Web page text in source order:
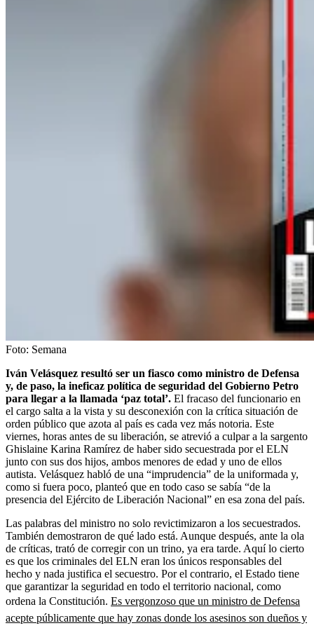
Foto: Semana
Iván Velásquez resultó ser un fiasco como ministro de Defensa
y, de paso, la ineficaz política de seguridad del Gobierno Petro
para llegar a la llamada ‘paz total’. El fracaso del funcionario en
el cargo salta a la vista y su desconexión con la crítica situación de
orden público que azota al país es cada vez más notoria. Este
viernes, horas antes de su liberación, se atrevió a culpar a la sargento
Ghislaine Karina Ramírez de haber sido secuestrada por el ELN
junto con sus dos hijos, ambos menores de edad y uno de ellos
autista. Velásquez habló de una “imprudencia” de la uniformada y,
como si fuera poco, planteó que en todo caso se sabía “de la
presencia del Ejército de Liberación Nacional” en esa zona del país.
Las palabras del ministro no solo revictimizaron a los secuestrados.
También demostraron de qué lado está. Aunque después, ante la ola
de críticas, trató de corregir con un trino, ya era tarde. Aquí lo cierto
es que los criminales del ELN eran los únicos responsables del
hecho y nada justifica el secuestro. Por el contrario, el Estado tiene
que garantizar la seguridad en todo el territorio nacional, como
ordena la Constitución. Es vergonzoso que un ministro de Defensa
acepte públicamente que hay zonas donde los asesinos son dueños y